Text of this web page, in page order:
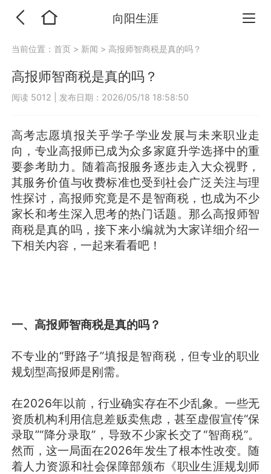
向阳生涯
当前位置：首页 > 新闻 > 高报师智商税是真的吗？
高报师智商税是真的吗？
阅读 5012 发布日期：2026/05/18 18:58:50
高考志愿填报关乎学子学业发展与未来职业走
向，专业高报师已成为众多家庭升学选择中的重
要参考助力。随着高报服务逐步走入大众视野，
其服务价值与收费标准也受到社会广泛关注与理
性探讨，高报师究竟是不是智商税，也成为不少
家长和考生深入思考的热门话题。那么高报师智
商税是真的吗，接下来小编就为大家详细介绍一
下相关内容，一起来看看吧！
一、高报师智商税是真的吗？
不专业的“野路子”填报是智商税，但专业的职业
规划型高报师是刚需。
在2026年以前，行业确实存在不少乱象。一些无
资质机构利用信息差贩卖焦虑，甚至虚假宣传“保
录取”“降分录取”，导致不少家长交了“智商税”。
然而，这一局面在2026年发生了根本性改变。随
着人力资源和社会保障部颁布《职业生涯规划师